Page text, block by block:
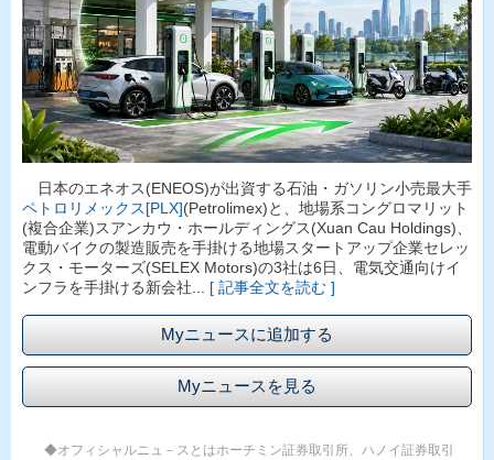
日本のエネオス(ENEOS)が出資する石油・ガソリン小売最大手
ペトロリメックス[PLX](Petrolimex)と、地場系コングロマリット
(複合企業)スアンカウ・ホールディングス(Xuan Cau Holdings)、
電動バイクの製造販売を手掛ける地場スタートアップ企業セレッ
クス・モーターズ(SELEX Motors)の3社は6日、電気交通向けイ
ンフラを手掛ける新会社... [ 記事全文を読む ]
Myニュースに追加する
Myニュースを見る
◆オフィシャルニュ－スとはホーチミン証券取引所、ハノイ証券取引